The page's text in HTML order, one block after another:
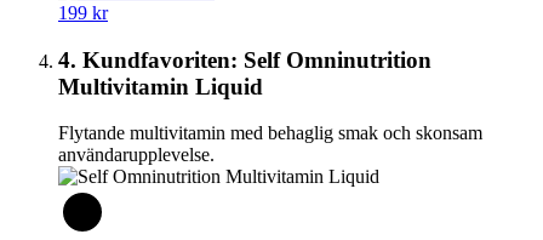
199 kr
4. Kundfavoriten: Self Omninutrition
Multivitamin Liquid
Flytande multivitamin med behaglig smak och skonsam
användarupplevelse.